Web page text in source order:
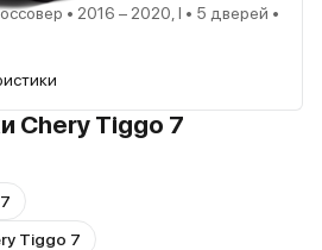
• 2016 – 2020, I • 5 дверей •
Chery Tiggo 7
Tiggo 7